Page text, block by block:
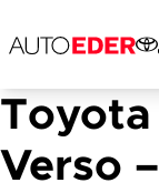
Skip
to
content
Verso
Jméno a